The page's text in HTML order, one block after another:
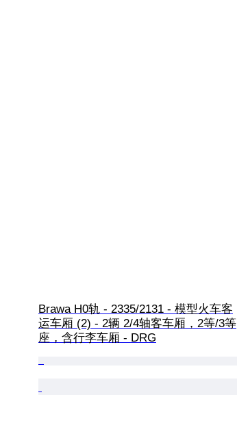
Brawa H0轨 - 2335/2131 - 模型火车客
运车厢 (2) - 2辆 2/4轴客车厢，2等/3等
座，含行李车厢 - DRG